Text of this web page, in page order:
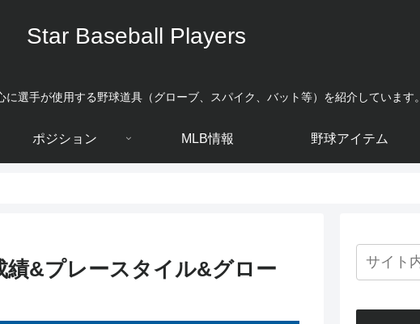
Star Baseball Players
選手が使用する野球道具（グローブ、スパイク、バット等）を紹介しています。
ポジション MLB情報 野球アイテム
&プレースタイル&グロー